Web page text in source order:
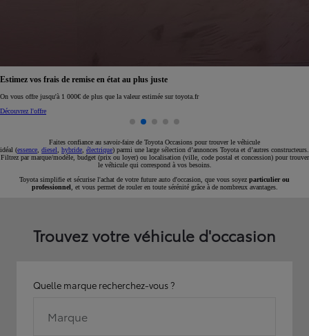
Réservez en ligne votre occasion pour 1€ seulement
Réservez en ligne
Faites confiance au savoir-faire de Toyota Occasions pour trouver le véhicule
idéal (essence diesel hybride électrique) parmi une large sélection d’annonces Toyota et d’autres constructeurs.
Filtrez par marque/modèle, budget (prix ou loyer) ou localisation (ville, code postal et concession) pour trouver
le véhicule qui correspond à vos besoins.
Toyota simplifie et sécurise l'achat de votre future auto d'occasion, que vous soyez particulier ou
professionnel , et vous permet de rouler en toute sérénité grâce à de nombreux avantages.
Trouvez votre véhicule d'occasion
Quelle marque recherchez-vous ?
Marque